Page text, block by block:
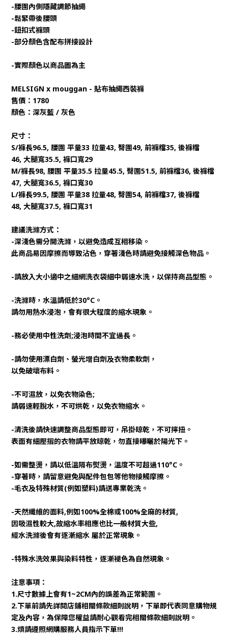
-腰圍內側隱藏調節抽繩
-鬆緊帶後腰頭
-鈕扣式褲頭
-部分顏色含配布拼接設計
-實際顏色以商品圖為主
MELSIGN x mouggan - 貼布抽繩西裝褲
售價：1780
顏色：深灰藍 / 灰色
尺寸：
S/褲長96.5, 腰圍 平量33 拉量43, 臀圍49, 前褲檔35, 後褲檔
46, 大腿寬35.5, 褲口寬29
M/褲長98, 腰圍 平量35.5 拉量45.5, 臀圍51.5, 前褲檔36, 後褲檔
47, 大腿寬36.5, 褲口寬30
L/褲長99.5, 腰圍 平量38 拉量48, 臀圍54, 前褲檔37, 後褲檔
48, 大腿寬37.5, 褲口寬31
建議洗滌方式：
-深淺色需分開洗滌，以避免造成互相移染。
此商品易因摩擦而導致沾色，穿著淺色時請避免接觸深色物品。
-請放入大小適中之細網洗衣袋細中弱速水洗，以保持商品型態。
-洗滌時，水溫請低於30°C。
請勿用熱水浸泡，會有很大程度的縮水現象。
-務必使用中性洗劑;浸泡時間不宜過長。
-請勿使用漂白劑、螢光增白劑及衣物柔軟劑，
以免破壞布料。
-不可濕放，以免衣物染色;
請弱速輕脫水，不可烘乾，以免衣物縮水。
-清洗後請快速調整商品型態即可，吊掛晾乾，不可擰扭。
表面有細壓摺的衣物請平放晾乾，勿直接曝曬於陽光下。
-如需整燙，請以低溫隔布熨燙，溫度不可超過110°C。
-穿著時，請留意避免與配件包包等他物接觸摩擦。
-毛衣及特殊材質(例如塑料)請送專業乾洗。
-天然纖維的面料,例如100%全棉或100%全麻的材質,
因吸濕性較大,故縮水率相應也比一般材質大些,
經水洗滌後會有逐漸縮水 屬於正常現象。
-特殊水洗效果與染料特性，逐漸褪色為自然現象。
注意事項：
1.尺寸數據上會有1~2CM內的誤差為正常範圍。
2.下單前請先詳閱店鋪相關條款細則說明，下單即代表同意購物規
定及內容，為保障您權益請耐心觀看完相關條款細則說明。
3.煩請遵照網購服務人員指示下單!!!